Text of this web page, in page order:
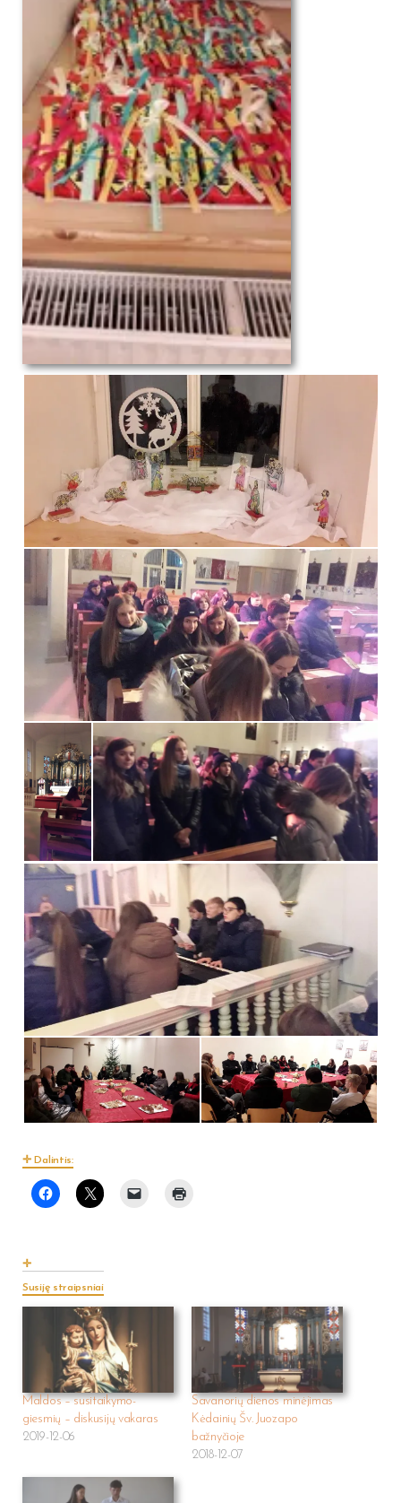
Dalintis:
Susiję straipsniai
Maldos – susitaikymo-
giesmių – diskusijų vakaras
2019-12-06
Savanorių dienos minėjimas
Kėdainių Šv. Juozapo
bažnyčioje
2018-12-07